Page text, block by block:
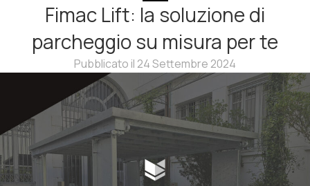
Fimac Lift: la soluzione di
parcheggio su misura per te
Pubblicato il 24 Settembre 2024